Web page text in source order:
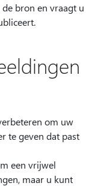
bron en vraagt u
om uw
te geven dat past
een vrijwel
maar u kunt